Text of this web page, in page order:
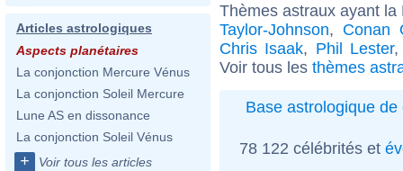
Articles astrologiques
Aspects planétaires
La conjonction Mercure Vénus
La conjonction Soleil Mercure
Lune AS en dissonance
La conjonction Soleil Vénus
+ Voir tous les articles
Thèmes astraux ayant
Taylor-Johnson, Conan
Chris Isaak, Phil Lester
Voir tous les thèmes
Base astrologique de
78 122 célébrités et